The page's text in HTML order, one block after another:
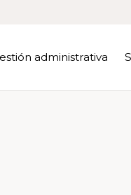
administrativa